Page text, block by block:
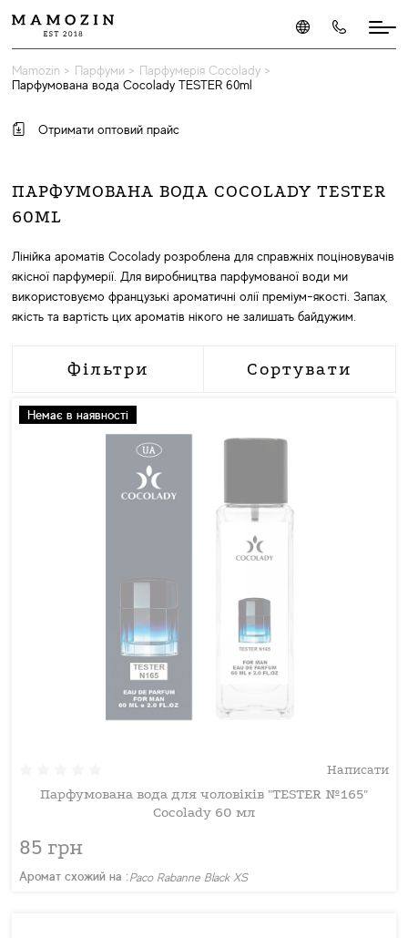
Mamozin > Парфуми > Парфумерія Cocolady >
Парфумована вода Cocolady TESTER 60ml
Отримати оптовий прайс
ПАРФУМОВАНА ВОДА COCOLADY TESTER
60ML
Лінійка ароматів Cocolady розроблена для справжніх поціновувачів
якісної парфумерії. Для виробництва парфумованої води ми
використовуємо французькі ароматичні олії преміум-якості. Запах,
якість та вартість цих ароматів нікого не залишать байдужим.
Фільтри Сортувати
Немає в наявності
Написати
Парфумована вода для чоловіків "TESTER №165"
Cocolady 60 мл
85 грн
Аромат схожий на : Paco Rabanne Black XS